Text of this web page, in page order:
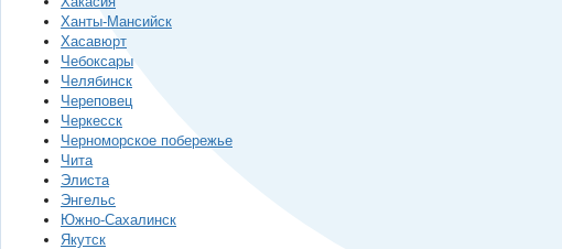
Ханты-Мансийск
Хасавюрт
Чебоксары
Челябинск
Череповец
Черкесск
Черноморское побережье
Чита
Элиста
Энгельс
Южно-Сахалинск
Якутск